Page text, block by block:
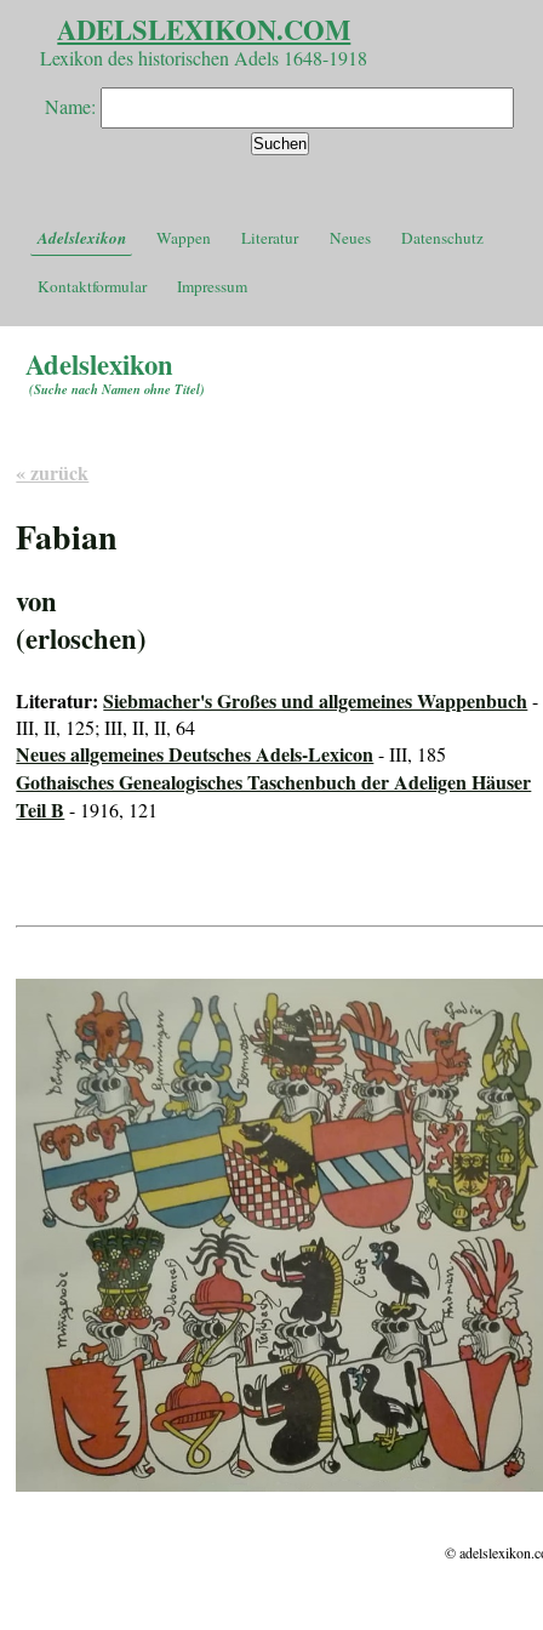
ADELSLEXIKON.COM
Lexikon des historischen Adels 1648-1918
Name:
Adelslexikon Wappen Literatur Neues Datenschutz
Kontaktformular Impressum
Adelslexikon
(Suche nach Namen ohne Titel)
« zurück
Fabian
von
(erloschen)
Literatur:Siebmacher's Großes und allgemeines Wappenbuch-
III, II, 125; III, II, II, 64
Neues allgemeines Deutsches Adels-Lexicon- III, 185
Gothaisches Genealogisches Taschenbuch der Adeligen Häuser
Teil B - 1916, 121
©